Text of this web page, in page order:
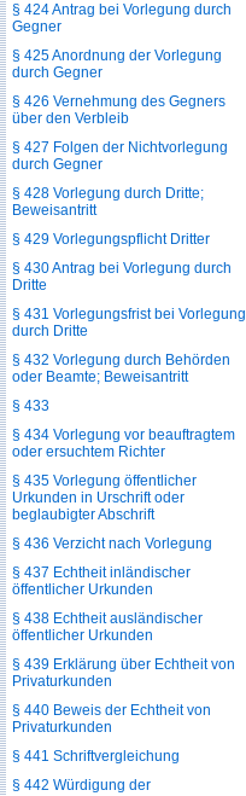
§ 424 Antrag bei Vorlegung durch
Gegner
§ 425 Anordnung der Vorlegung
durch Gegner
§ 426 Vernehmung des Gegners
über den Verbleib
§ 427 Folgen der Nichtvorlegung
durch Gegner
§ 428 Vorlegung durch Dritte;
Beweisantritt
§ 429 Vorlegungspflicht Dritter
§ 430 Antrag bei Vorlegung durch
Dritte
§ 431 Vorlegungsfrist bei Vorlegung
durch Dritte
§ 432 Vorlegung durch Behörden
oder Beamte; Beweisantritt
§ 433
§ 434 Vorlegung vor beauftragtem
oder ersuchtem Richter
§ 435 Vorlegung öffentlicher
Urkunden in Urschrift oder
beglaubigter Abschrift
§ 436 Verzicht nach Vorlegung
§ 437 Echtheit inländischer
öffentlicher Urkunden
§ 438 Echtheit ausländischer
öffentlicher Urkunden
§ 439 Erklärung über Echtheit von
Privaturkunden
§ 440 Beweis der Echtheit von
Privaturkunden
§ 441 Schriftvergleichung
§ 442 Würdigung der